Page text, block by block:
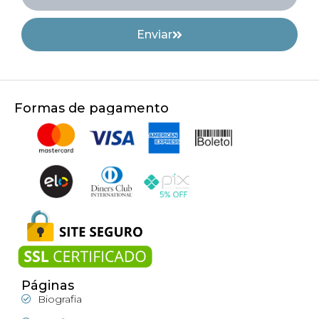
Enviar
Formas de pagamento
Páginas
Biografia